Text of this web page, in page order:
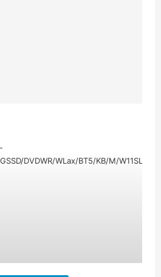
DVDWR/WLax/BT5/KB/M/W11SL/